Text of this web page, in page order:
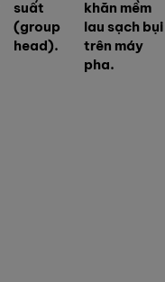
suất
(group
head).
khăn mềm
lau sạch bụi
trên máy
pha.